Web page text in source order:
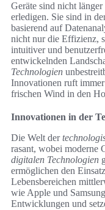
Geräte sind nicht
erledigen. Sie sind in
basierend auf
nicht nur die Effizienz,
intuitiver und
entwickelnden
Technologien
Innovationen ruft
frischen Wind in den
Innovationen in der
Die Welt der
rasant, wobei moderne
digitalen Technologien
ermöglichen den
Lebensbereichen
wie Apple und
Entwicklungen und